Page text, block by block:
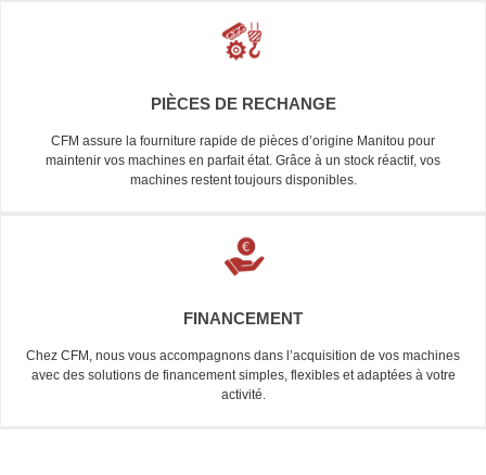
PIÈCES DE RECHANGE
CFM assure la fourniture rapide de pièces d’origine Manitou pour
maintenir vos machines en parfait état. Grâce à un stock réactif, vos
machines restent toujours disponibles.
FINANCEMENT
Chez CFM, nous vous accompagnons dans l’acquisition de vos machines
avec des solutions de financement simples, flexibles et adaptées à votre
activité.